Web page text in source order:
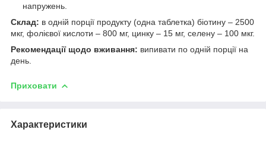
напружень.
Склад: в одній порції продукту (одна таблетка) біотину – 2500
мкг, фолієвої кислоти – 800 мг, цинку – 15 мг, селену – 100 мкг.
Рекомендації щодо вживання: випивати по одній порції на
день.
Приховати
Характеристики